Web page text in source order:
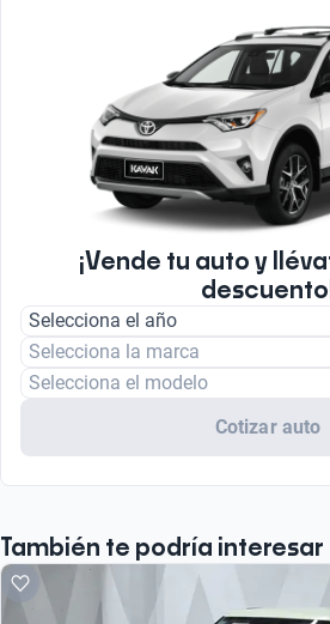
¡Vende tu auto y
Selecciona el año
Selecciona la marca
Selecciona el modelo
Cotizar auto
También te podría interesar